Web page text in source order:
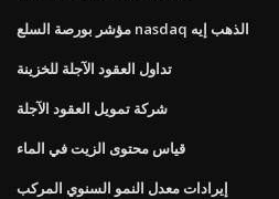
مؤشر بورصة السلع nasdaq الذهب إيه
تداول العقود الآجلة للخزينة
شركة تمويل العقود الآجلة
قياس محتوى الزيت في الماء
إيرادات معدل النمو السنوي المركب